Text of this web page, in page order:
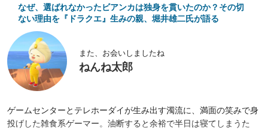
なぜ、選ばれなかったビアンカは独身を貫いたのか？その切
ない理由を『ドラクエ』生みの親、堀井雄二氏が語る
また、お会いしましたね
ねんね太郎
ゲームセンターとテレホーダイが生み出す濁流に、満面の笑みで身
投げした雑食系ゲーマー。油断すると余裕で半日は寝てしまうた